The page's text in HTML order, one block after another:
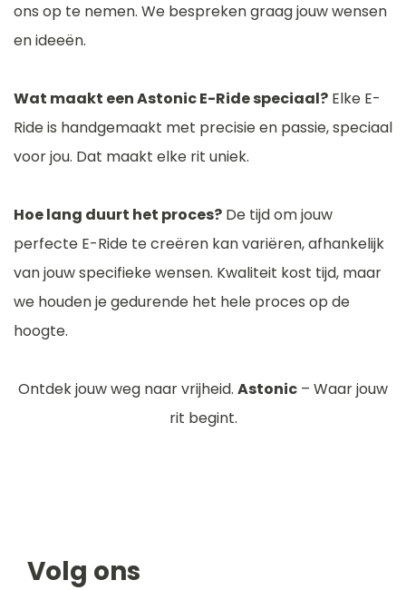
ons op te nemen. We bespreken graag jouw wensen
en ideeën.
Wat maakt een Astonic E-Ride speciaal? Elke E-
Ride is handgemaakt met precisie en passie, speciaal
voor jou. Dat maakt elke rit uniek.
Hoe lang duurt het proces? De tijd om jouw
perfecte E-Ride te creëren kan variëren, afhankelijk
van jouw specifieke wensen. Kwaliteit kost tijd, maar
we houden je gedurende het hele proces op de
hoogte.
Ontdek jouw weg naar vrijheid. Astonic – Waar jouw
rit begint.
Volg ons